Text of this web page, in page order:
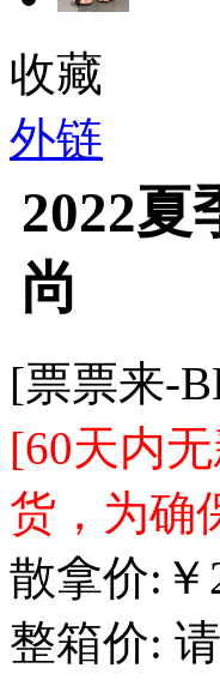
收藏
外链
2022夏
尚
[票票来-
[60天内
货，为确
散拿价: ￥
整箱价: